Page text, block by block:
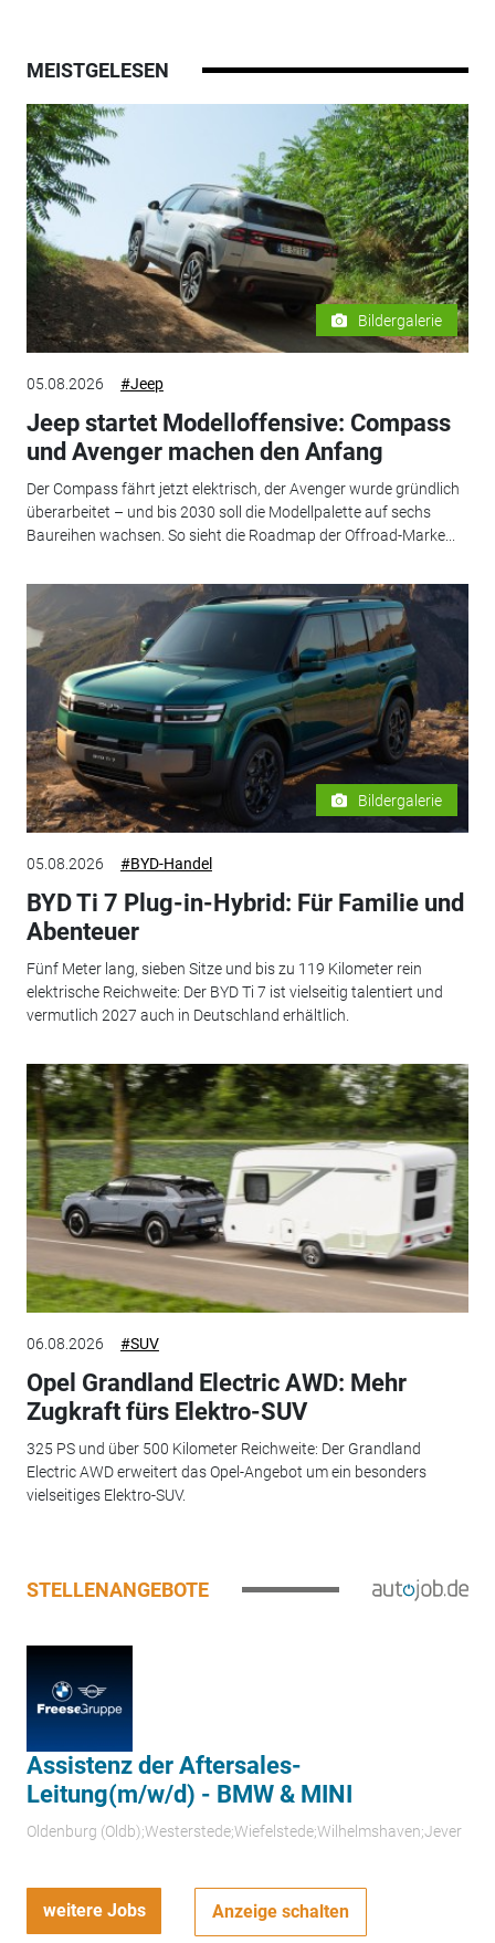
MEISTGELESEN
Bildergalerie
05.08.2026 #Jeep
Jeep startet Modelloffensive: Compass
und Avenger machen den Anfang
Der Compass fährt jetzt elektrisch, der Avenger wurde gründlich
überarbeitet – und bis 2030 soll die Modellpalette auf sechs
Baureihen wachsen. So sieht die Roadmap der Offroad-Marke...
Bildergalerie
05.08.2026 #BYD-Handel
BYD Ti 7 Plug-in-Hybrid: Für Familie und
Abenteuer
Fünf Meter lang, sieben Sitze und bis zu 119 Kilometer rein
elektrische Reichweite: Der BYD Ti 7 ist vielseitig talentiert und
vermutlich 2027 auch in Deutschland erhältlich.
06.08.2026 #SUV
Opel Grandland Electric AWD: Mehr
Zugkraft fürs Elektro-SUV
325 PS und über 500 Kilometer Reichweite: Der Grandland
Electric AWD erweitert das Opel-Angebot um ein besonders
vielseitiges Elektro-SUV.
STELLENANGEBOTE
Assistenz der Aftersales-
Leitung(m/w/d) - BMW & MINI
Oldenburg (Oldb);Westerstede;Wiefelstede;Wilhelmshaven;Jever
weitere Jobs Anzeige schalten